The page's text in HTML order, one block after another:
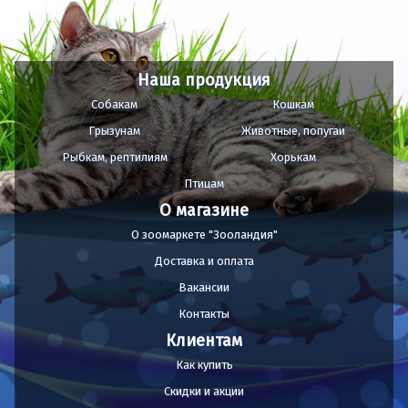
Наша продукция
Собакам
Кошкам
Грызунам
Животные, попугаи
Рыбкам, рептилиям
Хорькам
Птицам
О магазине
О зоомаркете "Зооландия"
Доставка и оплата
Вакансии
Контакты
Клиентам
Как купить
Скидки и акции